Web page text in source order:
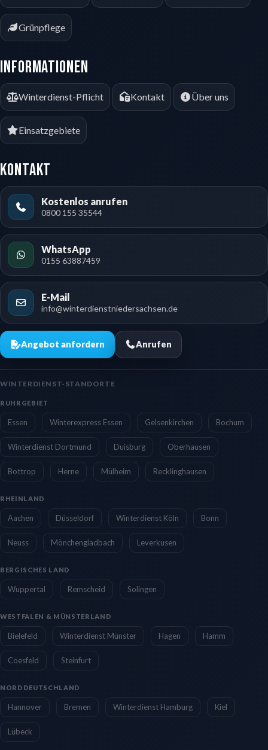
Grünpflege
Informationen
Winterdienst-Pflicht Kontakt Über uns
Einsatzgebiete
Kontakt
Kostenlos anrufen
0800 155 35544
WhatsApp
0155 63887459
E-Mail
info@winterdienstniedersachsen.de
Angebot anfordern Anrufen
WINTERDIENST-STANDORTE
RUHRGEBIET
Essen Winterexpress Essen Gelsenkirchen Bochum
Winterdienst Dortmund Duisburg Oberhausen
Bottrop Herne Mülheim Recklinghausen
RHEINLAND
Aachen Düsseldorf Winterdienst Köln Bonn
Neuss Mönchengladbach Leverkusen
BERGISCHES LAND
Wuppertal Remscheid Solingen
WESTFALEN & MÜNSTERLAND
Bielefeld Winterdienst Münster Hagen Hamm
Coesfeld Steinfurt
NORDDEUTSCHLAND
Hannover Bremen Winterdienst Hamburg Kiel
Lübeck